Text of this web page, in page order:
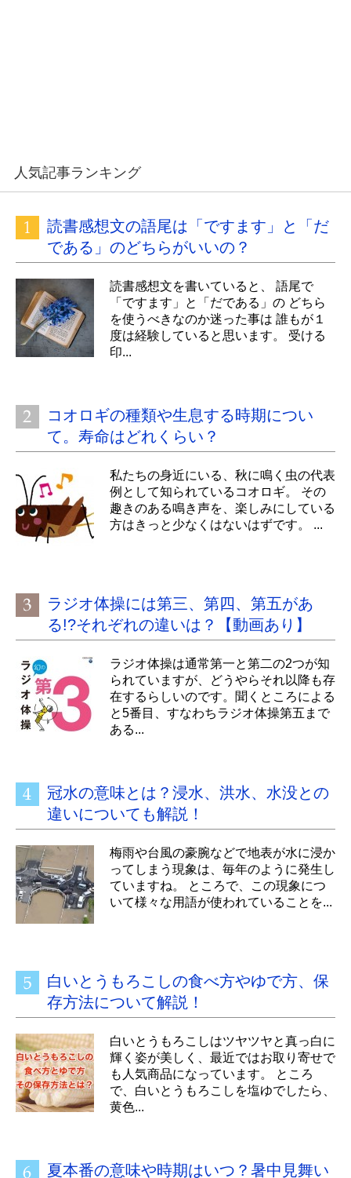
人気記事ランキング
読書感想文の語尾は「ですます」と「だ
である」のどちらがいいの？
読書感想文を書いていると、 語尾で
「ですます」と「だである」の どちら
を使うべきなのか迷った事は 誰もが１
度は経験していると思います。 受ける
印...
コオロギの種類や生息する時期につい
て。寿命はどれくらい？
私たちの身近にいる、秋に鳴く虫の代表
例として知られているコオロギ。 その
趣きのある鳴き声を、楽しみにしている
方はきっと少なくはないはずです。 ...
ラジオ体操には第三、第四、第五があ
る!?それぞれの違いは？【動画あり】
ラジオ体操は通常第一と第二の2つが知
られていますが、どうやらそれ以降も存
在するらしいのです。聞くところによる
と5番目、すなわちラジオ体操第五まで
ある...
冠水の意味とは？浸水、洪水、水没との
違いについても解説！
梅雨や台風の豪腕などで地表が水に浸か
ってしまう現象は、毎年のように発生し
ていますね。 ところで、この現象につ
いて様々な用語が使われていることを...
白いとうもろこしの食べ方やゆで方、保
存方法について解説！
白いとうもろこしはツヤツヤと真っ白に
輝く姿が美しく、最近ではお取り寄せで
も人気商品になっています。 ところ
で、白いとうもろこしを塩ゆでしたら、
黄色...
夏本番の意味や時期はいつ？暑中見舞い